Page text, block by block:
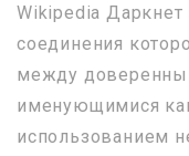
Wikipedia Даркнет
соединения
между
именующимися
использованием